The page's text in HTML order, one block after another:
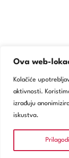
Ova web-
Kolačiće
aktivnosti.
izrađuju
iskustva.
Prilagodi